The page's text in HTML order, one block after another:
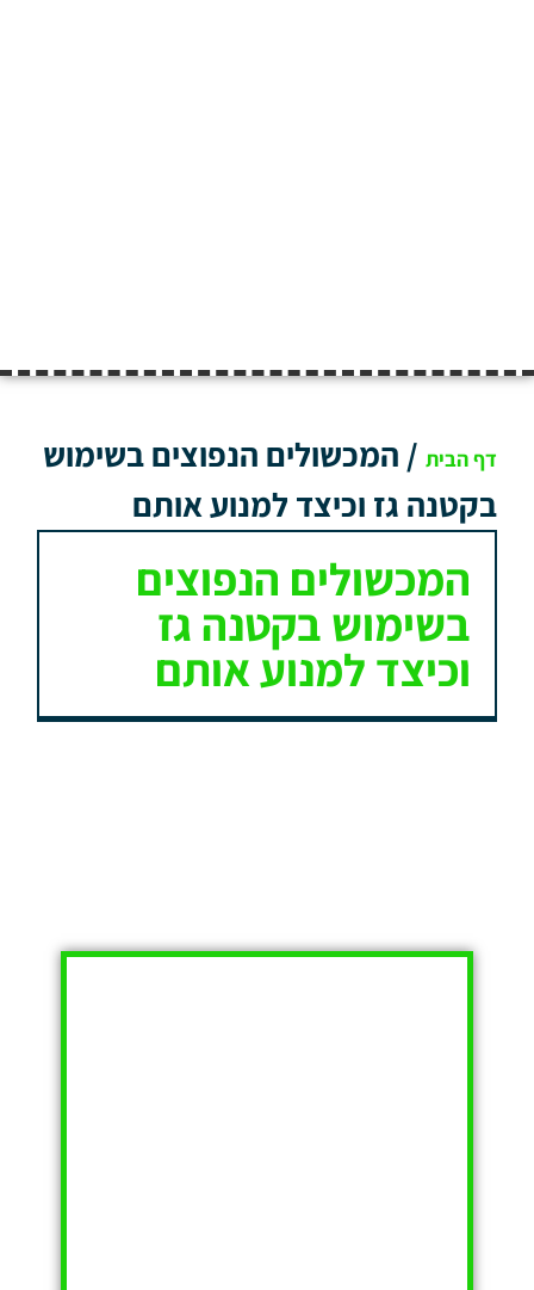
דף הבית / המכשולים הנפוצים בשימוש
בקטנה גז וכיצד למנוע אותם
המכשולים הנפוצים
בשימוש בקטנה גז
וכיצד למנוע אותם